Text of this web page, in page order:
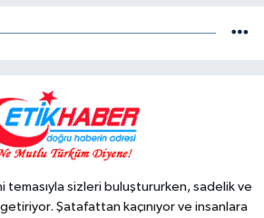
sizleri buluştururken, sadelik ve
Şatafattan kaçınıyor ve insanlara